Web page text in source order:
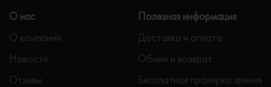
О нас
О компании
Новости
Отзывы
Полезная информация
Доставка и оплата
Обмен и возврат
Бесплатная проверка зрения